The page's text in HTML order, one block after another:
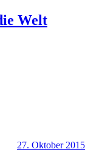
Welt
27. Oktober 2015